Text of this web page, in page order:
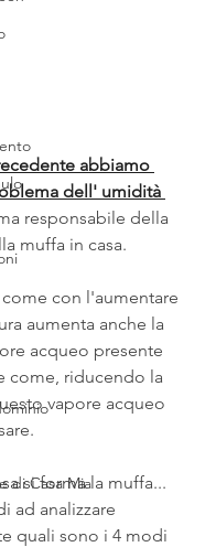
di Casa Mia
abbiamo
dell' umidità
responsabile della
muffa in casa.
con l'aumentare
aumenta anche la
acqueo presente
come, riducendo la
vapore acqueo
si forma la muffa...
ad analizzare
quali sono i 4 modi